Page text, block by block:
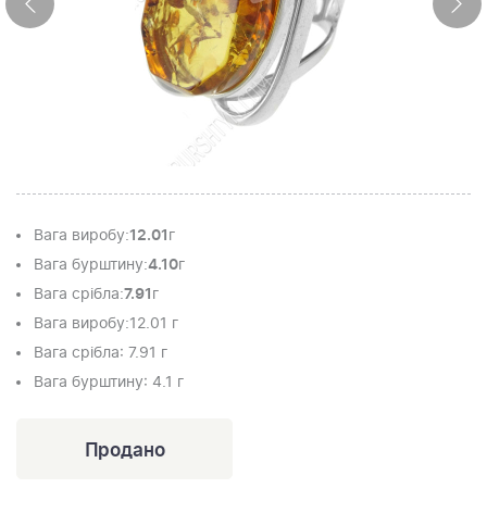
Вага виробу:12.01 г
Вага бурштину:4.10г
Вага срібла:7.91 г
Вага виробу:12.01 г
Вага срібла: 7.91 г
Вага бурштину: 4.1 г